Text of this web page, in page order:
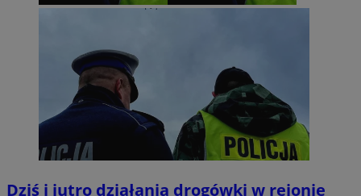
Dziś i jutro działania drogówki w rejonie